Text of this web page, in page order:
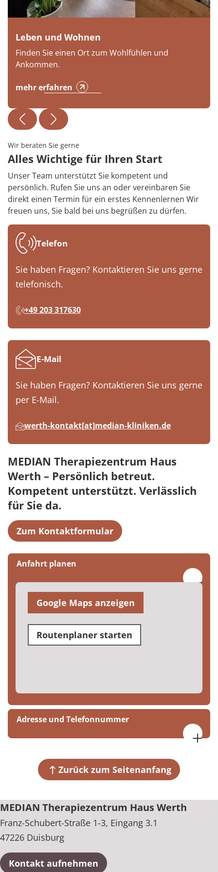
Leben und Wohnen
Finden Sie einen Ort zum Wohlfühlen und
Ankommen.
mehr erfahren
Wir beraten Sie gerne
Alles Wichtige für Ihren Start
Unser Team unterstützt Sie kompetent und
persönlich. Rufen Sie uns an oder vereinbaren Sie
direkt einen Termin für ein erstes Kennenlernen Wir
freuen uns, Sie bald bei uns begrüßen zu dürfen.
Telefon
Sie haben Fragen? Kontaktieren Sie uns gerne
telefonisch.
+49 203 317630
E-Mail
Sie haben Fragen? Kontaktieren Sie uns gerne
per E-Mail.
werth-kontakt[at]median-kliniken.de
MEDIAN Therapiezentrum Haus
Werth – Persönlich betreut.
Kompetent unterstützt. Verlässlich
für Sie da.
Zum Kontaktformular
Anfahrt planen
Google Maps anzeigen
Routenplaner starten
Adresse und Telefonnummer
47226 DuisburgZurück zum Seitenanfang
MEDIAN Therapiezentrum Haus Werth
Franz-Schubert-Straße 1-3, Eingang 3.1
47226 Duisburg
Kontakt aufnehmen